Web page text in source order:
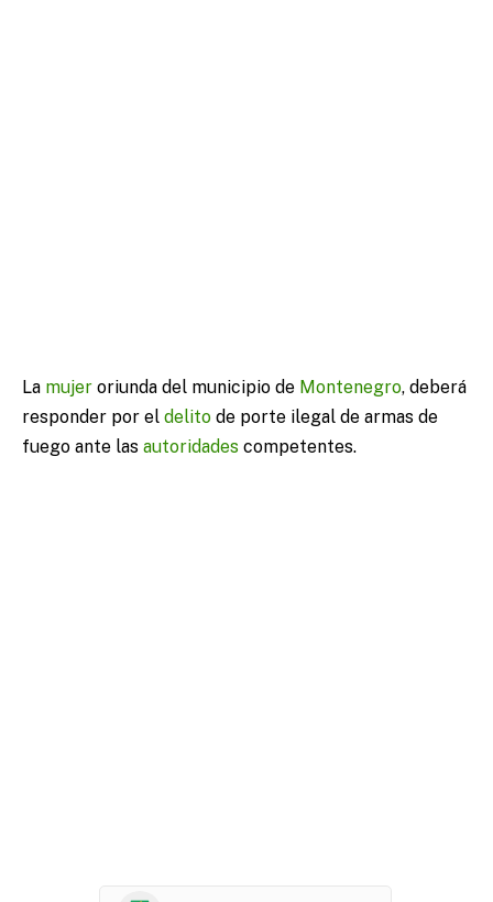
La mujer oriunda del municipio de Montenegro, deberá
responder por el delito de porte ilegal de armas de
fuego ante las autoridades competentes.